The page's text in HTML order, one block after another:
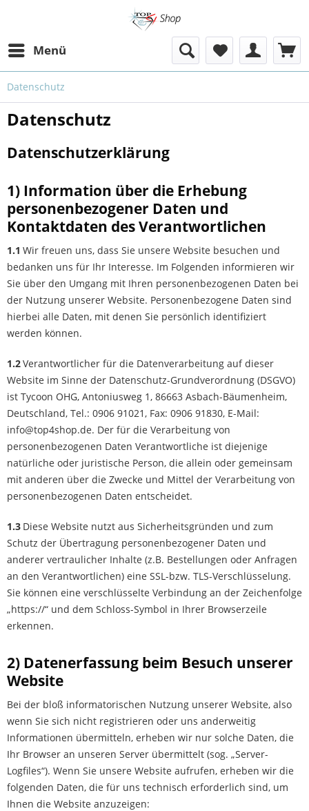
Menü
Datenschutz
Datenschutz
Datenschutzerklärung
1) Information über die Erhebung
personenbezogener Daten und
Kontaktdaten des Verantwortlichen
1.1 Wir freuen uns, dass Sie unsere Website besuchen und
bedanken uns für Ihr Interesse. Im Folgenden informieren wir
Sie über den Umgang mit Ihren personenbezogenen Daten bei
der Nutzung unserer Website. Personenbezogene Daten sind
hierbei alle Daten, mit denen Sie persönlich identifiziert
werden können.
1.2Verantwortlicher für die Datenverarbeitung auf dieser
Website im Sinne der Datenschutz-Grundverordnung (DSGVO)
ist Tycoon OHG, Antoniusweg 1, 86663 Asbach-Bäumenheim,
Deutschland, Tel.: 0906 91021, Fax: 0906 91830, E-Mail:
info@top4shop.de. Der für die Verarbeitung von
personenbezogenen Daten Verantwortliche ist diejenige
natürliche oder juristische Person, die allein oder gemeinsam
mit anderen über die Zwecke und Mittel der Verarbeitung von
personenbezogenen Daten entscheidet.
1.3 Diese Website nutzt aus Sicherheitsgründen und zum
Schutz der Übertragung personenbezogener Daten und
anderer vertraulicher Inhalte (z.B. Bestellungen oder Anfragen
an den Verantwortlichen) eine SSL-bzw. TLS-Verschlüsselung.
Sie können eine verschlüsselte Verbindung an der Zeichenfolge
„https://“ und dem Schloss-Symbol in Ihrer Browserzeile
erkennen.
2) Datenerfassung beim Besuch unserer
Website
Bei der bloß informatorischen Nutzung unserer Website, also
wenn Sie sich nicht registrieren oder uns anderweitig
Informationen übermitteln, erheben wir nur solche Daten, die
Ihr Browser an unseren Server übermittelt (sog. „Server-
Logfiles“). Wenn Sie unsere Website aufrufen, erheben wir die
folgenden Daten, die für uns technisch erforderlich sind, um
Ihnen die Website anzuzeigen: